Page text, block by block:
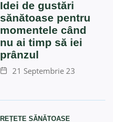
Idei de gustări
sănătoase pentru
momentele când
nu ai timp să iei
prânzul
21 Septembrie 23
REȚETE SĂNĂTOASE